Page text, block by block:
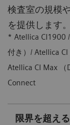
検査室の規模
を提供します。
* Atellica CI1900
付き）/ Atellica
Atellica CI Max （
Connect
限界を超える